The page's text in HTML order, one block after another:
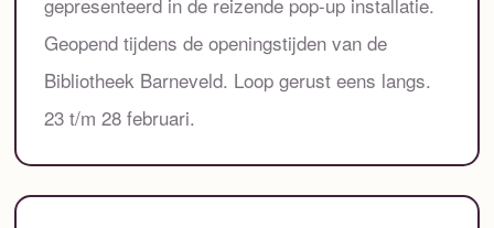
Geopend tijdens de openingstijden van de
Bibliotheek Barneveld. Loop gerust eens langs.
23 t/m 28 februari.